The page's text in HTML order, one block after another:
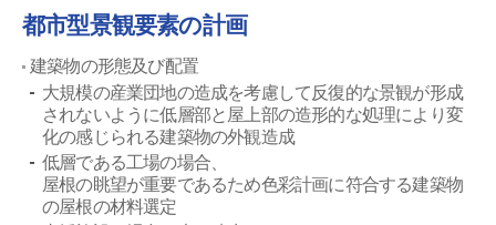
都市型景観要素の計画
建築物の形態及び配置
大規模の産業団地の造成を考慮して反復的な景観が形成
されないように低層部と屋上部の造形的な処理により変
化の感じられる建築物の外観造成
低層である工場の場合、
屋根の眺望が重要であるため色彩計画に符合する建築物
の屋根の材料選定